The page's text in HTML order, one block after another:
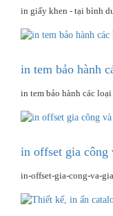
in giấy khen - tại bình
in tem bảo hành
in tem bảo hành các
in offset gia công
in-offset-gia-cong-va-